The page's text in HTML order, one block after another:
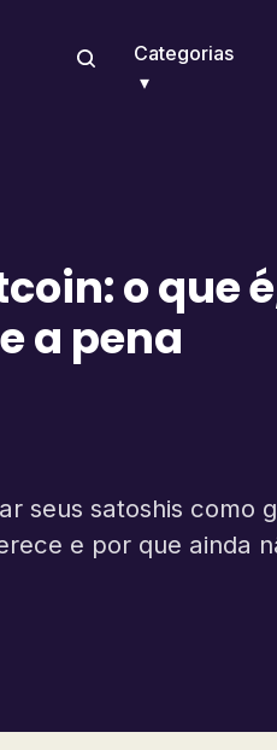
Categorias
o que
a pena
seus satoshis
e por que ainda